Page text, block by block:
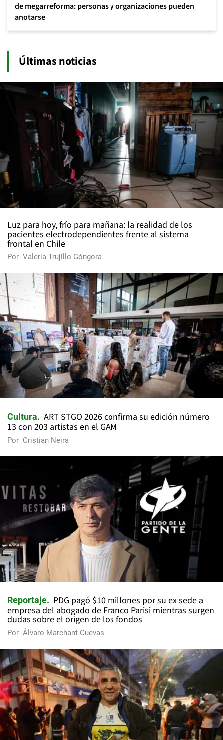
de megarreforma: personas y organizaciones pueden
anotarse
Últimas noticias
Luz para hoy, frío para mañana: la realidad de los
pacientes electrodependientes frente al sistema
frontal en Chile
Por Valeria Trujillo Góngora
Cultura
ART STGO 2026 confirma su edición número
13 con 203 artistas en el GAM
Por Cristian Neira
Reportaje
PDG pagó $10 millones por su ex sede a
empresa del abogado de Franco Parisi mientras surgen
dudas sobre el origen de los fondos
Por Álvaro Marchant Cuevas